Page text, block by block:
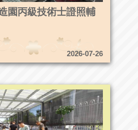
園丙級技術士證照輔
2026-07-26